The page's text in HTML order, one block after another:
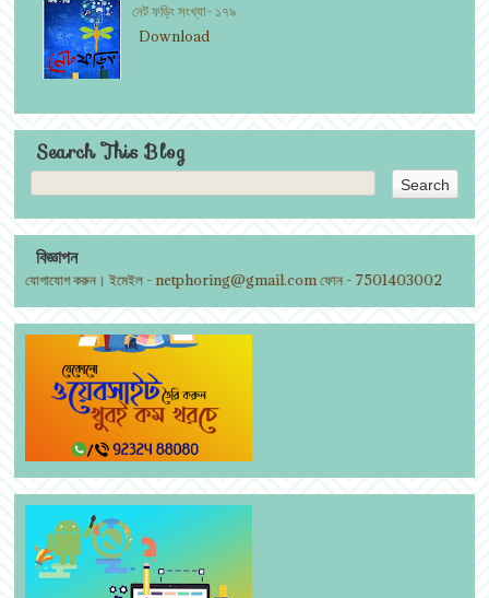
নেট ফড়িং সংখ্যা- ১৭৯
Download
Search This Blog
বিজ্ঞাপন
যোগাযোগ করুন। ইমেইল - netphoring@gmail.com ফোন - 7501403002